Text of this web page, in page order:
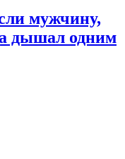
мужчину,
дышал одним